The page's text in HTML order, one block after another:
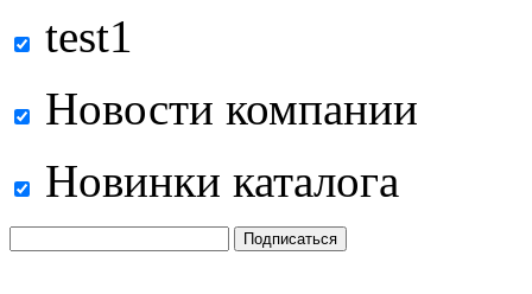
test1
Новости компании
Новинки каталога